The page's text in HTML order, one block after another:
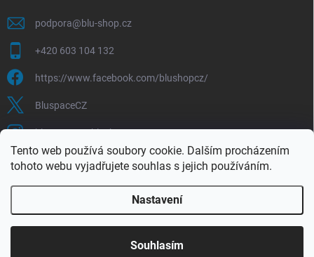
Tento web používá soubory cookie. Dalším procházením
tohoto webu vyjadřujete souhlas s jejich používáním.
Nastavení
Souhlasím
podpora@blu-shop.cz
+420 603 104 132
https://www.facebook.com/blushopcz/
BluspaceCZ
bluspace.cz_blushop.cz
Blu-space.cz Blu-shop.cz Štěpán Čermák
Blu-shop.cz . Všechna práva vyhrazena.